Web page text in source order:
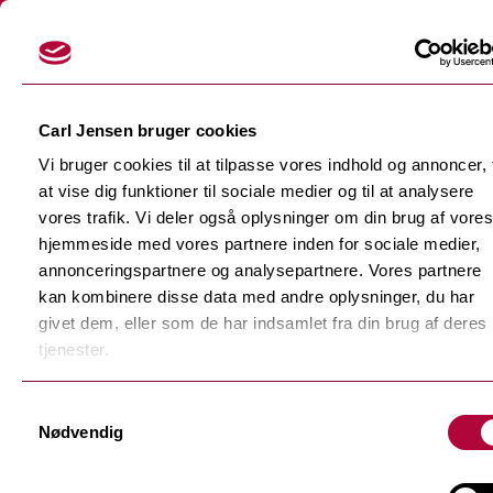
Carl Jensen bruger cookies
Vi bruger cookies til at tilpasse vores indhold og annoncer,
at vise dig funktioner til sociale medier og til at analysere
vores trafik. Vi deler også oplysninger om din brug af vores
hjemmeside med vores partnere inden for sociale medier,
annonceringspartnere og analysepartnere. Vores partnere
kan kombinere disse data med andre oplysninger, du har
givet dem, eller som de har indsamlet fra din brug af deres
tjenester.
Nødvendig
Skærefolier
Tilbage
Dekorationsfolier
Tilbage
Støbte dekorationsfolier
Monomere dekorationsfolie